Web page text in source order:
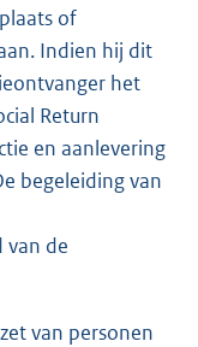
of
Indien hij dit
het
Return
en aanlevering
begeleiding van
de
van personen